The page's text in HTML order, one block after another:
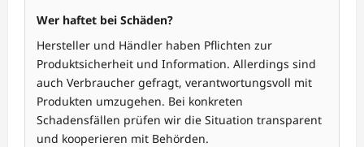
Wer haftet bei Schäden?
Hersteller und Händler haben Pflichten zur
Produktsicherheit und Information. Allerdings sind
auch Verbraucher gefragt, verantwortungsvoll mit
Produkten umzugehen. Bei konkreten
Schadensfällen prüfen wir die Situation transparent
und kooperieren mit Behörden.